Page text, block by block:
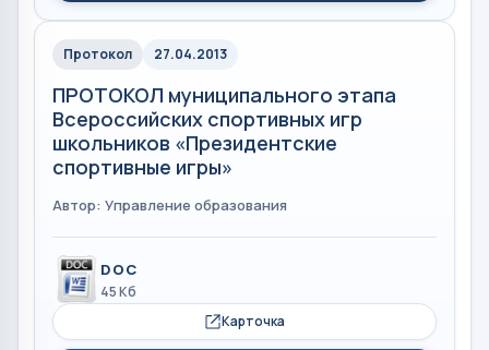
Протокол 27.04.2013
ПРОТОКОЛ муниципального этапа
Всероссийских спортивных игр
школьников «Президентские
спортивные игры»
Автор: Управление образования
DOC
45 Кб
Карточка